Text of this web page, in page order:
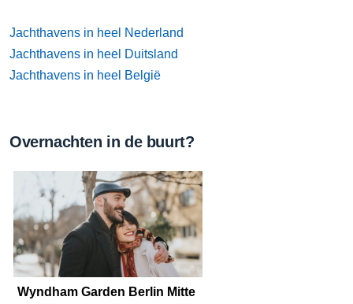
Jachthavens in heel Nederland
Jachthavens in heel Duitsland
Jachthavens in heel België
Overnachten in de buurt?
Wyndham Garden Berlin Mitte